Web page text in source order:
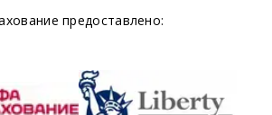
предоставлено: